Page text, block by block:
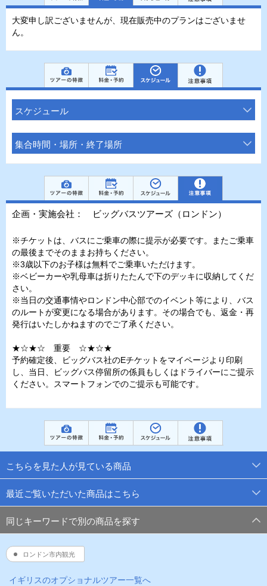
大変申し訳ございませんが、現在販売中のプランはございませ
ん。
スケジュール
集合時間・場所・終了場所
企画・実施会社： ビッグバスツアーズ（ロンドン）
※チケットは、バスにご乗車の際に提示が必要です。またご乗車
の最後までそのままお持ちください。
※3歳以下のお子様は無料でご乗車いただけます。
※ベビーカーや乳母車は折りたたんで下のデッキに収納してくだ
さい。
※当日の交通事情やロンドン中心部でのイベント等により、バス
のルートが変更になる場合があります。その場合でも、返金・再
発行はいたしかねますのでご了承ください。
★☆★☆ 重要 ☆★☆★
予約確定後、ビッグバス社のEチケットをマイページより印刷
し、当日、ビッグバス停留所の係員もしくはドライバーにご提示
ください。スマートフォンでのご提示も可能です。
こちらを見た人が見ている商品
最近ご覧いただいた商品はこちら
同じキーワードで別の商品を探す
ロンドン市内観光
イギリスのオプショナルツアー一覧へ